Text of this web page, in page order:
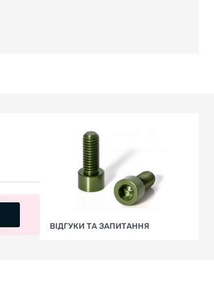
ВІДГУКИ ТА ЗАПИТАННЯ